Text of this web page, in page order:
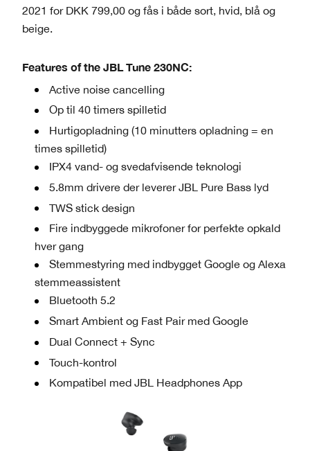
2021 for DKK 799,00 og fås i både sort, hvid, blå og
beige.
Features of the JBL Tune 230NC:
Active noise cancelling
Op til 40 timers spilletid
Hurtigopladning (10 minutters opladning = en
times spilletid)
IPX4 vand- og svedafvisende teknologi
5.8mm drivere der leverer JBL Pure Bass lyd
TWS stick design
Fire indbyggede mikrofoner for perfekte opkald
hver gang
Stemmestyring med indbygget Google og Alexa
stemmeassistent
Bluetooth 5.2
Smart Ambient og Fast Pair med Google
Dual Connect + Sync
Touch-kontrol
Kompatibel med JBL Headphones App